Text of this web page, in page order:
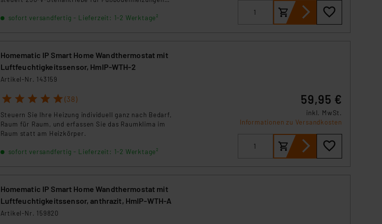
Heizungssteuerung im Raum.
sofort versandfertig - Lieferzeit: 1-2 Werktage²
Homematic IP Smart Home Wandthermostat mit
Luftfeuchtigkeitssensor, HmIP-WTH-2
Artikel-Nr. 143159
1 2 3 4 5 (38)
Steuern Sie Ihre Heizung individuell ganz nach Bedarf,
Raum für Raum, und erfassen Sie das Raumklima im
Raum statt am Heizkörper.
sofort versandfertig - Lieferzeit: 1-2 Werktage²
59,95 €
inkl. MwSt.
Informationen zu Versandkosten
Homematic IP Smart Home Wandthermostat mit
Luftfeuchtigkeitssensor, anthrazit, HmIP-WTH-A
Artikel-Nr. 159820